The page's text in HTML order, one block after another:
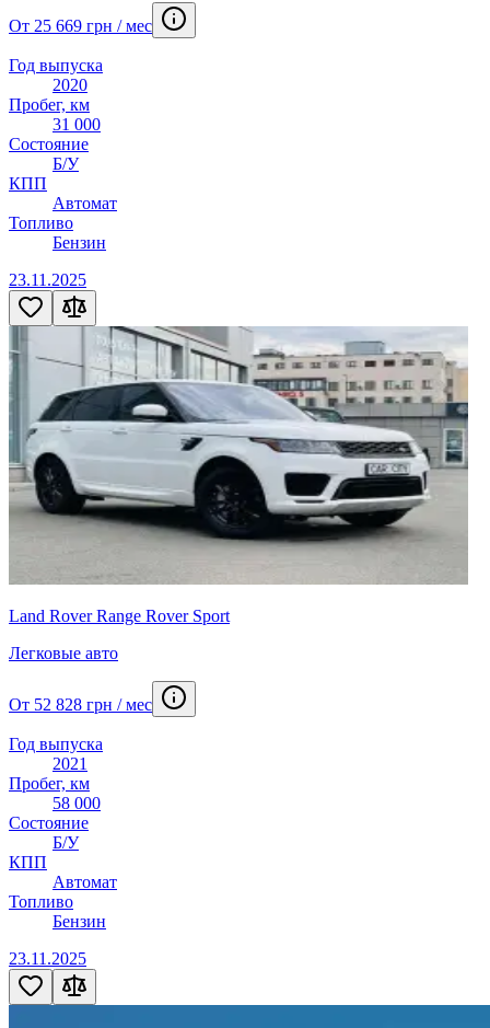
От 25 669 грн / мес
Год выпуска
2020
Пробег, км
31 000
Состояние
Б/У
КПП
Автомат
Топливо
Бензин
23.11.2025
Land Rover Range Rover Sport
Легковые авто
От 52 828 грн / мес
Год выпуска
2021
Пробег, км
58 000
Состояние
Б/У
КПП
Автомат
Топливо
Бензин
23.11.2025